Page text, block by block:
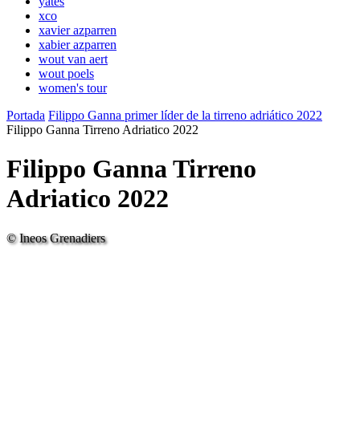
xco
xavier azparren
xabier azparren
wout van aert
wout poels
women's tour
Portada Filippo Ganna primer líder de la tirreno adriático 2022
Filippo Ganna Tirreno Adriatico 2022
Filippo Ganna Tirreno
Adriatico 2022
© Ineos Grenadiers